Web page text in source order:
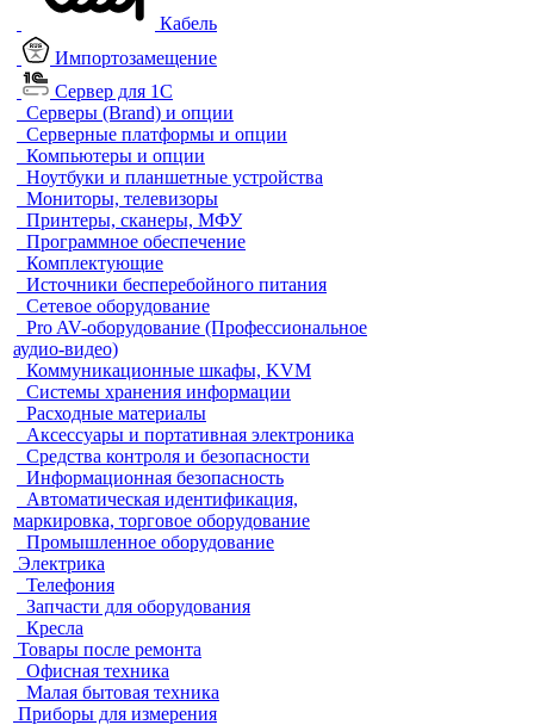
Кабель
Импортозамещение
Сервер для 1С
Серверы (Brand) и опции
Серверные платформы и опции
Компьютеры и опции
Ноутбуки и планшетные устройства
Мониторы, телевизоры
Принтеры, сканеры, МФУ
Программное обеспечение
Комплектующие
Источники бесперебойного питания
Сетевое оборудование
Pro AV-оборудование (Профессиональное
аудио-видео)
Коммуникационные шкафы, KVM
Системы хранения информации
Расходные материалы
Аксессуары и портативная электроника
Средства контроля и безопасности
Информационная безопасность
Автоматическая идентификация,
маркировка, торговое оборудование
Промышленное оборудование
Электрика
Телефония
Запчасти для оборудования
Кресла
Товары после ремонта
Офисная техника
Малая бытовая техника
Приборы для измерения